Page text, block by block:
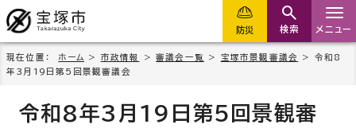
防災 検索 メニュー
現在位置： ホーム > 市政情報 >審議会一覧 > 宝塚市景観審議会
> 令和8
年3月19日第5回景観審議会
令和8年3月19日第5回景観審